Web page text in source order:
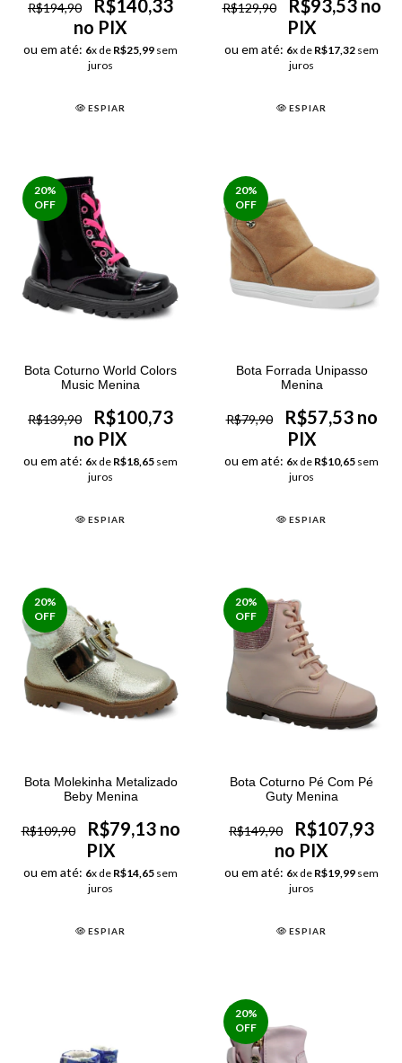
R$194,90
R$140,33
no PIX
ou em até: 6x de R$25,99 sem
juros
ESPIAR
R$129,90
R$93,53 no
PIX
ou em até: 6x de R$17,32 sem
juros
ESPIAR
20%
OFF
Bota Coturno World Colors
Music Menina
R$139,90
R$100,73
no PIX
ou em até: 6x de R$18,65 sem
juros
ESPIAR
20%
OFF
Bota Forrada Unipasso
Menina
R$79,90
R$57,53 no
PIX
ou em até: 6x de R$10,65 sem
juros
ESPIAR
20%
OFF
Bota Molekinha Metalizado
Beby Menina
R$109,90
R$79,13 no
PIX
ou em até: 6x de R$14,65 sem
juros
ESPIAR
20%
OFF
Bota Coturno Pé Com Pé
Guty Menina
R$149,90
R$107,93
no PIX
ou em até: 6x de R$19,99 sem
juros
ESPIAR
20%
OFF